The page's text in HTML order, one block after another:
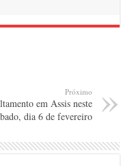
Próximo
em Assis neste
dia 6 de fevereiro